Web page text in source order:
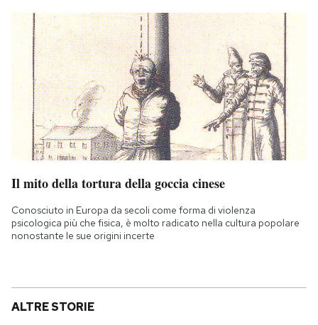
Il mito della tortura della goccia cinese
Conosciuto in Europa da secoli come forma di violenza
psicologica più che fisica, è molto radicato nella cultura popolare
nonostante le sue origini incerte
ALTRE STORIE